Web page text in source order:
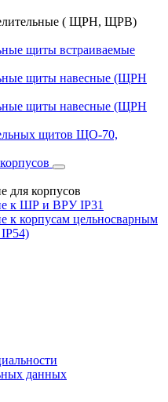
( ЩРН, ЩРВ)
щиты встраиваемые
щиты навесные (ЩРН
щиты навесные (ЩРН
щитов ЩО-70,
для корпусов
к ШР и ВРУ IP31
к корпусам цельносварным
данных